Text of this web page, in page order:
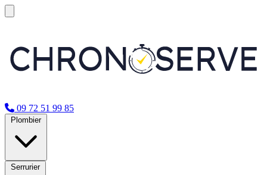
09 72 51 99 85
Plombier
Serrurier